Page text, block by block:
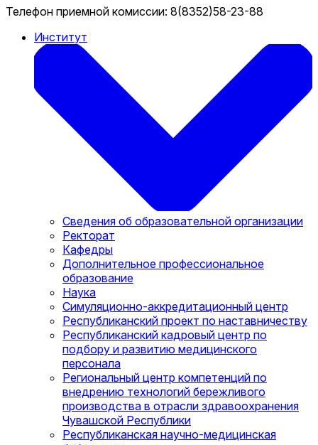
Телефон приемной комиссии: 8(8352)58-23-88
Институт
Сведения об образовательной организации
Ректорат
Кафедры
Дополнительное профессиональное
образование
Наука
Симуляционно-аккредитационный центр
Республиканский проект по наставничеству
Республиканский кадровый центр по
подбору и развитию медицинского
персонала
Региональный центр компетенций по
внедрению технологий бережливого
производства в отрасли здравоохранения
Чувашской Республики
Республиканская научно-медицинская